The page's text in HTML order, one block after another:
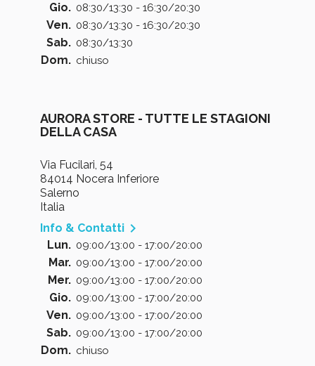
Gio. 08:30/13:30 - 16:30/20:30
Ven. 08:30/13:30 - 16:30/20:30
Sab. 08:30/13:30
Dom. chiuso
AURORA STORE - TUTTE LE STAGIONI
DELLA CASA
Via Fucilari, 54
84014 Nocera Inferiore
Salerno
Italia
Info & Contatti 
Lun. 09:00/13:00 - 17:00/20:00
Mar. 09:00/13:00 - 17:00/20:00
Mer. 09:00/13:00 - 17:00/20:00
Gio. 09:00/13:00 - 17:00/20:00
Ven. 09:00/13:00 - 17:00/20:00
Sab. 09:00/13:00 - 17:00/20:00
Dom. chiuso